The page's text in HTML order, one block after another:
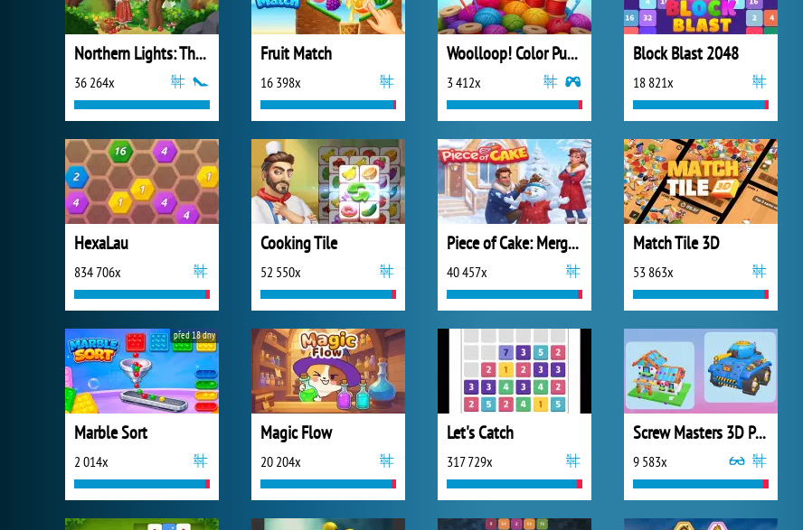
Northern Lights: The Secret of the Forest
36 264x
Fruit Match
16 398x
Woolloop! Color Puzzle
3 412x
Block Blast 2048
18 821x
HexaLau
834 706x
Cooking Tile
52 550x
Piece of Cake: Merge and Bake
40 457x
Match Tile 3D
53 863x
Marble Sort
2 014x
před 18 dny
Magic Flow
20 204x
Let's Catch
317 729x
Screw Masters 3D Puzzle
9 583x